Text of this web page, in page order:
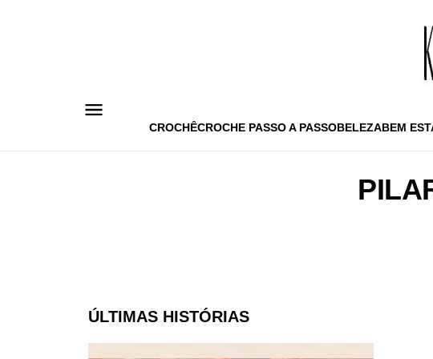
CROCHÊCROCHE PASSO A PASSOBELEZABEM
ÚLTIMAS HISTÓRIAS